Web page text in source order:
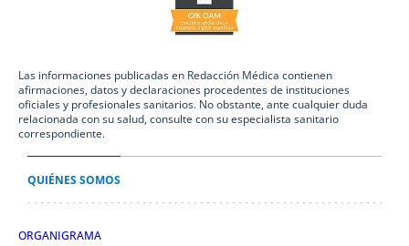
Las informaciones publicadas en Redacción Médica contienen
afirmaciones, datos y declaraciones procedentes de instituciones
oficiales y profesionales sanitarios. No obstante, ante cualquier duda
relacionada con su salud, consulte con su especialista sanitario
correspondiente.
QUIÉNES SOMOS
ORGANIGRAMA